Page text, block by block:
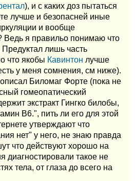
), и с каких доз пытаться
лучше и безопасней иные
и вообще
я правильо понимаю что
лишь часть
что якобы Кавинтон лучше
у меня сомнения, см ниже).
Биломаг Форте (пока не
гомеопатический
экстракт Гингко билобы,
В6.", пить ли его для этой
утверждают что
нет" у него, не знаю правда
что действуют хорошо на
диагностировали такое не
тела, от глаза до всего на